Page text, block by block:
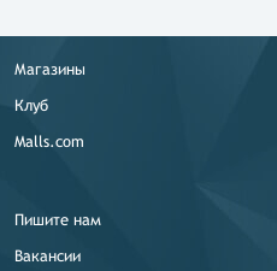
Магазины
Клуб
Malls.com
Пишите нам
Вакансии